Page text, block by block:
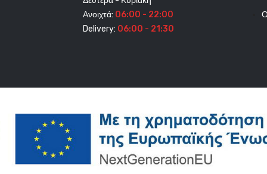
Ανοιχτά: 06:00 - 22:00
Delivery: 06:00 - 21:30